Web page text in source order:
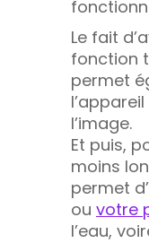
Le fait
fonction
permet
l’image.
Et puis,
moins
permet
ou votre
l’eau,